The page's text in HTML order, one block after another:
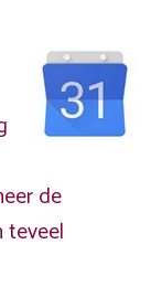
de
teveel